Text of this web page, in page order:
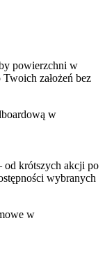
powierzchni w
założeń bez
w
od krótszych akcji po
wybranych
w